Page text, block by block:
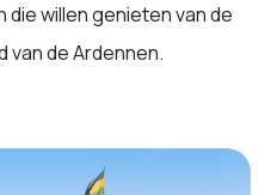
willen genieten van de
de Ardennen.